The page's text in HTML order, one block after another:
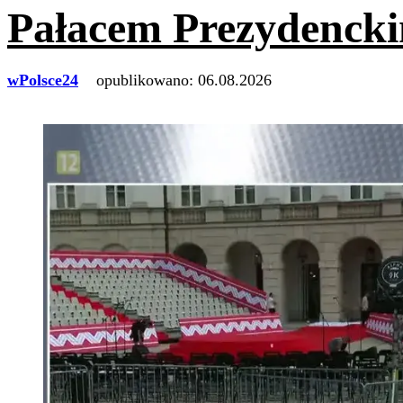
Pałacem
wPolsce24 opublikowano: 06.08.2026